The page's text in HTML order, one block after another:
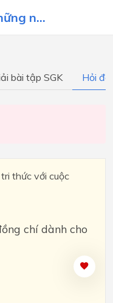
n...
bài tập SGK Hỏi
thức với cuộc
chí dành cho